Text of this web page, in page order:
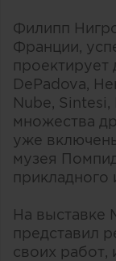
Филипп
Франции,
проектирует
DePadova,
Nube,
множества
уже
музея
прикладного
На выставке
представил
своих